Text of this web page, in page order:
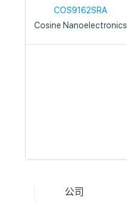
COS9162SRA
Cosine Nanoelectronics
公司